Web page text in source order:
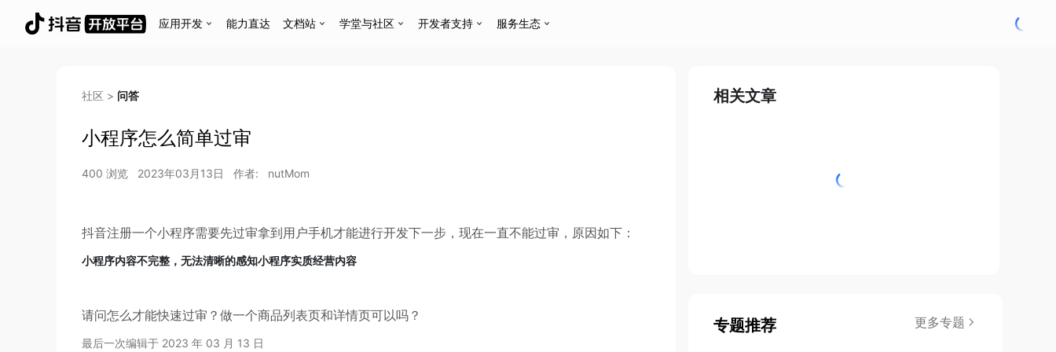
应用开发 能力直达 文档站 学堂与社区 开发者支持 服务生态
社区 > 问答
小程序怎么简单过审
400 浏览 2023年03月13日 作者: nutMom
抖音注册一个小程序需要先过审拿到用户手机才能进行开发下一步，现在一直不能过审，原因如下：
小程序内容不完整，无法清晰的感知小程序实质经营内容
请问怎么才能快速过审？做一个商品列表页和详情页可以吗？
最后一次编辑于 2023 年 03 月 13 日
相关文章
专题推荐 更多专题